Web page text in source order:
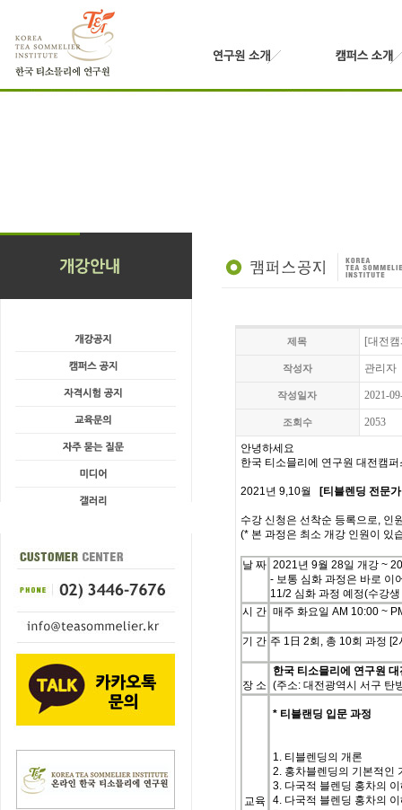
제목 [대전
작성자 관리자
작성일자 2021-
조회수 2053
안녕하세요
한국 티소믈리에 연구원 대전캠
2021년 9,10월 [티블렌딩 전문
수강 신청은 선착순 등록으로, 인
(* 본 과정은 최소 개강 인원이 있
날 짜 2021년 9월 28일 개강 ~
- 보통 심화 과정은 바로 이
11/2 심화 과정 예정(수강
시
간 매주 화요일 AM 10:00 ~
기 간 주 1 日 2회 , 총 10회 과정 [2
장 소
한국 티소믈리에 연구원
(주소: 대전광역시 서구 탄
교육
* 티블랜딩 입문 과정
1. 티블렌딩의 개론
2. 홍차블렌딩의 기본적인
3. 다국적 블렌딩 홍차의
4. 다국적 블렌딩 홍차의